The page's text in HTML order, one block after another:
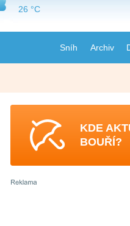
Sníh Archiv
26 °C
KDE
BOUŘÍ?